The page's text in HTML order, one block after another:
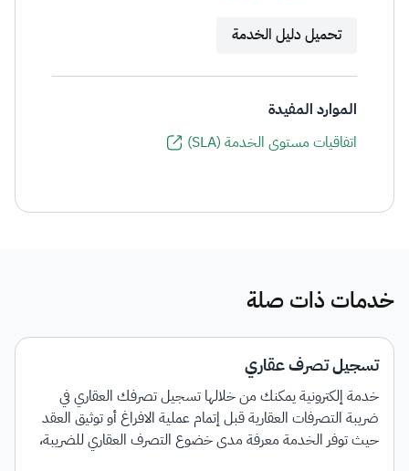
تحميل دليل الخدمة
الموارد المفيدة
اتفاقيات مستوى الخدمة (SLA)
خدمات ذات صلة
تسجيل تصرف عقاري
خدمة إلكترونية يمكنك من خلالها تسجيل تصرفك العقاري في
ضريبة التصرفات العقارية قبل إتمام عملية الافراغ أو توثيق العقد
حيث توفر الخدمة معرفة مدى خضوع التصرف العقاري للضريبة،